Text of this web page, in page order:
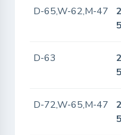
D-65,W-62,M-47
D-63
D-72,W-65,M-47